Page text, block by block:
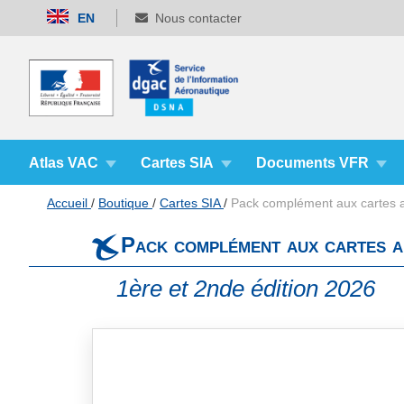
Allez
au
EN Nous contacter
Atlas VAC Cartes SIA Documents VFR
Accueil Boutique Cartes SIA Pack complément aux cartes
Pack complément aux cartes
1ère et 2nde édition 2026